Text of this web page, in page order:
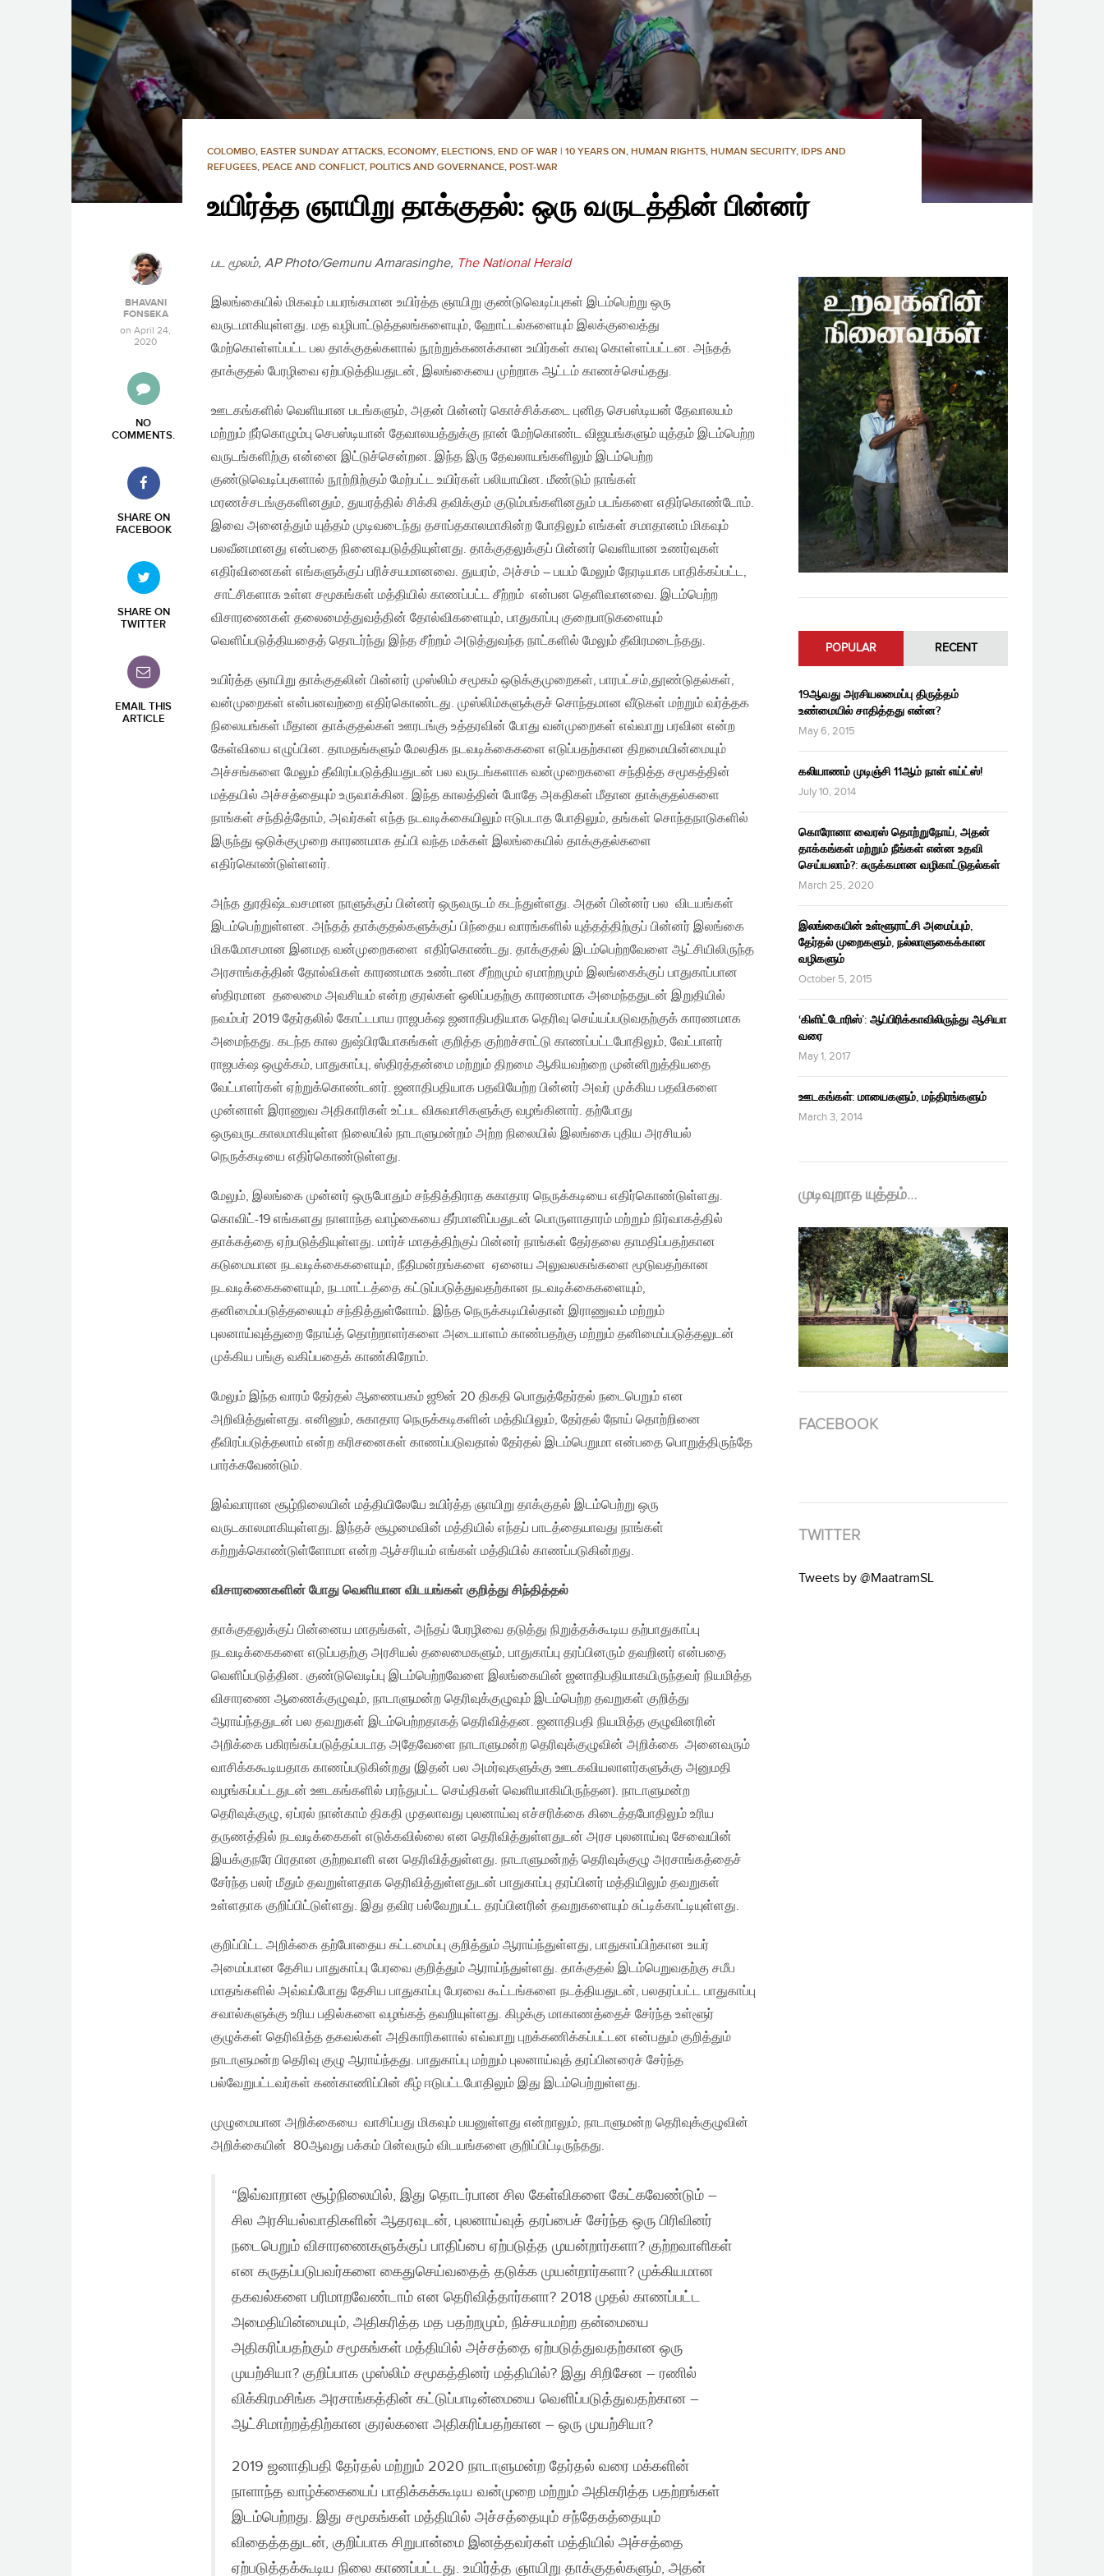
COLOMBO, EASTER SUNDAY ATTACKS, ECONOMY, ELECTIONS, END OF WAR | 10 YEARS ON, HUMAN RIGHTS, HUMAN SECURITY, IDPS AND
REFUGEES, PEACE AND CONFLICT, POLITICS AND GOVERNANCE, POST-WAR
உயிர்த்த ஞாயிறு தாக்குதல்: ஒரு வருடத்தின் பின்னர்
BHAVANI
FONSEKA
on April 24,
2020
NO
COMMENTS.
SHARE ON
FACEBOOK
SHARE ON
TWITTER
EMAIL THIS
ARTICLE
பட மூலம், AP Photo/Gemunu Amarasinghe, The National Herald
இலங்கையில் மிகவும் பயரங்கமான உயிர்த்த ஞாயிறு குண்டுவெடிப்புகள் இடம்பெற்று ஒரு
வருடமாகியுள்ளது. மத வழிபாட்டுத்தலங்களையும், ஹோட்டல்களையும் இலக்குவைத்து
மேற்கொள்ளப்பட்ட பல தாக்குதல்களால் நூற்றுக்கணக்கான உயிர்கள் காவு கொள்ளப்பட்டன. அந்தத்
தாக்குதல் பேரழிவை ஏற்படுத்தியதுடன், இலங்கையை முற்றாக ஆட்டம் காணச்செய்தது.
ஊடகங்களில் வெளியான படங்களும், அதன் பின்னர் கொச்சிக்கடை புனித செபஸ்டியன் தேவாலயம்
மற்றும் நீர்கொழும்பு செபஸ்டியான் தேவாலயத்துக்கு நான் மேற்கொண்ட விஜயங்களும் யுத்தம் இடம்பெற்ற
வருடங்களிற்கு என்னை இட்டுச்சென்றன. இந்த இரு தேவலாயங்களிலும் இடம்பெற்ற
குண்டுவெடிப்புகளால் நூற்றிற்கும் மேற்பட்ட உயிர்கள் பலியாயின. மீண்டும் நாங்கள்
மரணச்சடங்குகளினதும், துயரத்தில் சிக்கி தவிக்கும் குடும்பங்களினதும் படங்களை எதிர்கொண்டோம்.
இவை அனைத்தும் யுத்தம் முடிவடைந்து தசாப்தகாலமாகின்ற போதிலும் எங்கள் சமாதானம் மிகவும்
பலவீனமானது என்பதை நினைவுபடுத்தியுள்ளது. தாக்குதலுக்குப் பின்னர் வெளியான உணர்வுகள்
எதிர்வினைகள் எங்களுக்குப் பரிச்சயமானவை. துயரம், அச்சம் – பயம் மேலும் நேரடியாக பாதிக்கப்பட்ட,
சாட்சிகளாக உள்ள சமூகங்கள் மத்தியில் காணப்பட்ட சீற்றம் என்பன தெளிவானவை. இடம்பெற்ற
விசாரணைகள் தலைமைத்துவத்தின் தோல்விகளையும், பாதுகாப்பு குறைபாடுகளையும்
வெளிப்படுத்தியதைத் தொடர்ந்து இந்த சீற்றம் அடுத்துவந்த நாட்களில் மேலும் தீவிரமடைந்தது.
உயிர்த்த ஞாயிறு தாக்குதலின் பின்னர் முஸ்லிம் சமூகம் ஒடுக்குமுறைகள், பாரபட்சம்,​தூண்டுதல்கள்,
வன்முறைகள் என்பனவற்றை எதிர்கொண்டது. முஸ்லிம்களுக்குச் சொந்தமான வீடுகள் மற்றும் வர்த்தக
நிலையங்கள் மீதான தாக்குதல்கள் ஊரடங்கு உத்தரவின் போது வன்முறைகள் எவ்வாறு பரவின என்ற
கேள்வியை எழுப்பின. தாமதங்களும் மேலதிக நடவடிக்கைகளை எடுப்பதற்கான திறமையின்மையும்
அச்சங்களை மேலும் தீவிரப்படுத்தியதுடன் பல வருடங்களாக வன்முறைகளை சந்தித்த சமூகத்தின்
மத்தயில் அச்சத்தையும் உருவாக்கின. இந்த காலத்தின் போதே அகதிகள் மீதான தாக்குதல்களை
நாங்கள் சந்தித்தோம், அவர்கள் எந்த நடவடிக்கையிலும் ஈடுபடாத போதிலும், தங்கள் சொந்தநாடுகளில்
இருந்து ஒடுக்குமுறை காரணமாக தப்பி வந்த மக்கள் இலங்கையில் தாக்குதல்களை
எதிர்கொண்டுள்ளனர்.
அந்த துரதிஷ்டவசமான நாளுக்குப் பின்னர் ஒருவருடம் கடந்துள்ளது. அதன் பின்னர் பல விடயங்கள்
இடம்பெற்றுள்ளன. அந்தத் தாக்குதல்களுக்குப் பிந்தைய வாரங்களில் யுத்தத்திற்குப் பின்னர் இலங்கை
மிகமோசமான இனமத வன்முறைகளை எதிர்கொண்டது. தாக்குதல் இடம்பெற்றவேளை ஆட்சியிலிருந்த
அரசாங்கத்தின் தோல்விகள் காரணமாக உண்டான சீற்றமும் ஏமாற்றமும் இலங்கைக்குப் பாதுகாப்பான
ஸ்திரமான தலைமை அவசியம் என்ற குரல்கள் ஒலிப்பதற்கு காரணமாக அமைந்ததுடன் இறுதியில்
நவம்பர் 2019 தேர்தலில் கோட்டபாய ராஜபக்‌ஷ ஜனாதிபதியாக தெரிவு செய்யப்படுவதற்குக் காரணமாக
அமைந்தது. கடந்த கால துஷ்பிரயோகங்கள் குறித்த குற்றச்சாட்டு காணப்பட்டபோதிலும், வேட்பாளர்
ராஜபக்‌ஷ ஒழுக்கம், பாதுகாப்பு, ஸ்திரத்தன்மை மற்றும் திறமை ஆகியவற்றை முன்னிறுத்தியதை
வேட்பாளர்கள் ஏற்றுக்கொண்டனர். ஜனாதிபதியாக பதவியேற்ற பின்னர் அவர் முக்கிய பதவிகளை
முன்னாள் இராணுவ அதிகாரிகள் உட்பட விசுவாசிகளுக்கு வழங்கினார். தற்போது
ஒருவருடகாலமாகியுள்ள நிலையில் நாடாளுமன்றம் அற்ற நிலையில் இலங்கை புதிய அரசியல்
நெருக்கடியை எதிர்கொண்டுள்ளது.
மேலும், இலங்கை முன்னர் ஒருபோதும் சந்தித்திராத சுகாதார நெருக்கடியை எதிர்கொண்டுள்ளது.
கொவிட்-19 எங்களது நாளாந்த வாழ்கையை தீர்மானிப்பதுடன் பொருளாதாரம் மற்றும் நிர்வாகத்தில்
தாக்கத்தை ஏற்படுத்தியுள்ளது. மார்ச் மாதத்திற்குப் பின்னர் நாங்கள் தேர்தலை தாமதிப்பதற்கான
கடுமையான நடவடிக்கைகளையும், நீதிமன்றங்களை ஏனைய அலுவலகங்களை மூடுவதற்கான
நடவடிக்கைகளையும், நடமாட்டத்தை கட்டுப்படுத்துவதற்கான நடவடிக்கைகளையும்,
தனிமைப்படுத்தலையும் சந்தித்துள்ளோம். இந்த நெருக்கடியில்தான் இராணுவம் மற்றும்
புலனாய்வுத்துறை நோய்த் தொற்றாளர்களை அடையாளம் காண்பதற்கு மற்றும் தனிமைப்படுத்தலுடன்
முக்கிய பங்கு வகிப்பதைக் காண்கிறோம்.
மேலும் இந்த வாரம் தேர்தல் ஆணையகம் ஜூன் 20 திகதி பொதுத்தேர்தல் நடைபெறும் என
அறிவித்துள்ளது. எனினும், சுகாதார நெருக்கடிகளின் மத்தியிலும், தேர்தல் நோய் தொற்றினை
தீவிரப்படுத்தலாம் என்ற கரிசனைகள் காணப்படுவதால் தேர்தல் இடம்பெறுமா என்பதை பொறுத்திருந்தே
பார்க்கவேண்டும்.
இவ்வாரான சூழ்நிலையின் மத்தியிலேயே உயிர்த்த ஞாயிறு தாக்குதல் இடம்பெற்று ஒரு
வருடகாலமாகியுள்ளது. இந்தச் சூழமைவின் மத்தியில் எந்தப் பாடத்தையாவது நாங்கள்
கற்றுக்கொண்டுள்ளோமா என்ற ஆச்சரியம் எங்கள் மத்தியில் காணப்படுகின்றது.
விசாரணைகளின் போது வெளியான விடயங்கள் குறித்து சிந்தித்தல்
தாக்குதலுக்குப் பின்னைய மாதங்கள், அந்தப் பேரழிவை தடுத்து நிறுத்தக்கூடிய தற்பாதுகாப்பு
நடவடிக்கைகளை எடுப்பதற்கு அரசியல் தலைமைகளும், பாதுகாப்பு தரப்பினரும் தவறினர் என்பதை
வெளிப்படுத்தின. குண்டுவெடிப்பு இடம்பெற்றவேளை இலங்கையின் ஜனாதிபதியாகயிருந்தவர் நியமித்த
விசாரணை ஆணைக்குழுவும், நாடாளுமன்ற தெரிவுக்குழுவும் இடம்பெற்ற தவறுகள் குறித்து
ஆராய்ந்ததுடன் பல தவறுகள் இடம்பெற்றதாகத் தெரிவித்தன. ஜனாதிபதி நியமித்த குழுவினரின்
அறிக்கை பகிரங்கப்படுத்தப்படாத அதேவேளை நாடாளுமன்ற தெரிவுக்குழுவின் அறிக்கை அனைவரும்
வாசிக்ககூடியதாக காணப்படுகின்றது (இதன் பல அமர்வுகளுக்கு ஊடகவியலாளர்களுக்கு அனுமதி
வழங்கப்பட்டதுடன் ஊடகங்களில் பரந்துபட்ட செய்திகள் வெளியாகியிருந்தன). நாடாளுமன்ற
தெரிவுக்குழு, ஏப்ரல் நான்காம் திகதி முதலாவது புலனாய்வு எச்சரிக்கை கிடைத்தபோதிலும் உரிய
தருணத்தில் நடவடிக்கைகள் எடுக்கவில்லை என தெரிவித்துள்ளதுடன் அரச புலனாய்வு சேவையின்
இயக்குநரே பிரதான குற்றவாளி என தெரிவித்துள்ளது. நாடாளுமன்றத் தெரிவுக்குழு அரசாங்கத்தைச்
சேர்ந்த பலர் மீதும் தவறுள்ளதாக தெரிவித்துள்ளதுடன் பாதுகாப்பு தரப்பினர் மத்தியிலும் தவறுகள்
உள்ளதாக குறிப்பிட்டுள்ளது. இது தவிர பல்வேறுபட்ட தரப்பினரின் தவறுகளையும் சுட்டிக்காட்டியுள்ளது.
குறிப்பிட்ட அறிக்கை தற்போதைய கட்டமைப்பு குறித்தும் ஆராய்ந்துள்ளது, பாதுகாப்பிற்கான உயர்
அமைப்பான தேசிய பாதுகாப்பு பேரவை குறித்தும் ஆராய்ந்துள்ளது. தாக்குதல் இடம்பெறுவதற்கு சமீப
மாதங்களில் அவ்வப்போது தேசிய பாதுகாப்பு பேரவை கூட்டங்களை நடத்தியதுடன், பலதரப்பட்ட பாதுகாப்பு
சவால்களுக்கு உரிய பதில்களை வழங்கத் தவறியுள்ளது. கிழக்கு மாகாணத்தைச் சேர்ந்த உள்ளூர்
குழுக்கள் தெரிவித்த தகவல்கள் அதிகாரிகளால் எவ்வாறு புறக்கணிக்கப்பட்டன என்பதும் குறித்தும்
நாடாளுமன்ற தெரிவு குழு ஆராய்ந்தது. பாதுகாப்பு மற்றும் புலனாய்வுத் தரப்பினரைச் சேர்ந்த
பல்வேறுபட்டவர்கள் கண்காணிப்பின் கீழ் ஈடுபட்டபோதிலும் இது இடம்பெற்றுள்ளது.
முழுமையான அறிக்கையை வாசிப்பது மிகவும் பயனுள்ளது என்றாலும், நாடாளுமன்ற தெரிவுக்குழுவின்
அறிக்கையின் 80ஆவது பக்கம் பின்வரும் விடயங்களை குறிப்பிட்டிருந்தது.
“இவ்வாறான சூழ்நிலையில், இது தொடர்பான சில கேள்விகளை கேட்கவேண்டும் –
சில அரசியல்வாதிகளின் ஆதரவுடன், புலனாய்வுத் தரப்பைச் சேர்ந்த ஒரு பிரிவினர்
நடைபெறும் விசாரணைகளுக்குப் பாதிப்பை ஏற்படுத்த முயன்றார்களா? குற்றவாளிகள்
என கருதப்படுபவர்களை கைதுசெய்வதைத் தடுக்க முயன்றார்களா? முக்கியமான
தகவல்களை பரிமாறவேண்டாம் என தெரிவித்தார்களா? 2018 முதல் காணப்பட்ட
அமைதியின்மையும், அதிகரித்த மத பதற்றமும், நிச்சயமற்ற தன்மையை
அதிகரிப்பதற்கும் சமூகங்கள் மத்தியில் அச்சத்தை ஏற்படுத்துவதற்கான ஒரு
முயற்சியா? குறிப்பாக முஸ்லிம் சமூகத்தினர் மத்தியில்? இது சிறிசேன – ரணில்
விக்கிரமசிங்க அரசாங்கத்தின் கட்டுப்பாடின்மையை வெளிப்படுத்துவதற்கான –
ஆட்சிமாற்றத்திற்கான குரல்களை அதிகரிப்பதற்கான – ஒரு முயற்சியா?
2019 ஜனாதிபதி தேர்தல் மற்றும் 2020 நாடாளுமன்ற தேர்தல் வரை மக்களின்
நாளாந்த வாழ்க்கையைப் பாதிக்கக்கூடிய வன்முறை மற்றும் அதிகரித்த பதற்றங்கள்
இடம்பெற்றது. இது சமூகங்கள் மத்தியில் அச்சத்தையும் சந்தேகத்தையும்
விதைத்ததுடன், குறிப்பாக சிறுபான்மை இனத்தவர்கள் மத்தியில் அச்சத்தை
ஏற்படுத்தக்கூடிய நிலை காணப்பட்டது. உயிர்த்த ஞாயிறு தாக்குதல்களும், அதன்
POPULAR RECENT
19ஆவது அரசியலமைப்பு திருத்தம்
உண்மையில் சாதித்தது என்ன?
May 6, 2015
கலியாணம் முடிஞ்சி 11ஆம் நாள் எய்ட்ஸ்!
July 10, 2014
கொரோனா வைரஸ் தொற்றுநோய், அதன்
தாக்கங்கள் மற்றும் நீங்கள் என்ன உதவி
செய்யலாம்?: சுருக்கமான வழிகாட்டுதல்கள்
March 25, 2020
இலங்கையின் உள்ளூராட்சி அமைப்பும்,
தேர்தல் முறைகளும், நல்லாளுகைக்கான
வழிகளும்
October 5, 2015
‘கிளிட்டோரிஸ்’: ஆப்பிரிக்காவிலிருந்து ஆசியா
வரை
May 1, 2017
ஊடகங்கள்: மாயைகளும், மந்திரங்களும்
March 3, 2014
முடிவுறாத யுத்தம்…
FACEBOOK
TWITTER
Tweets by @MaatramSL